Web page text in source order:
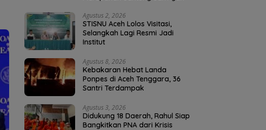
Agustus 2, 2026
STISNU Aceh Lolos Visitasi,
Selangkah Lagi Resmi Jadi
Institut
Agustus 8, 2026
Kebakaran Hebat Landa
Ponpes di Aceh Tenggara, 36
Santri Terdampak
Agustus 3, 2026
Didukung 18 Daerah, Rahul Siap
Bangkitkan PNA dari Krisis